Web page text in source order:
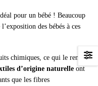
pour un bébé ! Beaucoup
des bébés à ces
chimiques, ce qui le rend
d’origine naturelle ont
que les fibres